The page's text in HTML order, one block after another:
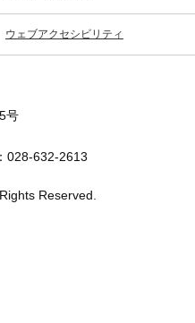
ウェブアクセシビリティ
号
028-632-2613
Reserved.